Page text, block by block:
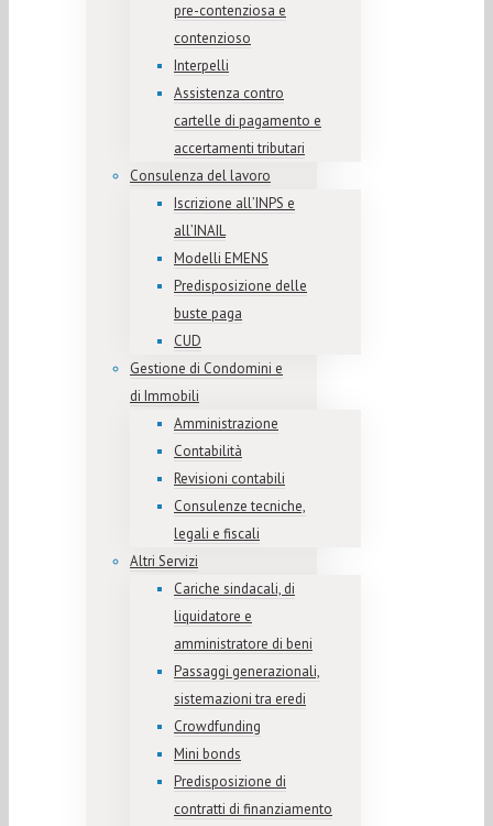
pre-contenziosa e
contenzioso
Interpelli
Assistenza contro
cartelle di pagamento e
accertamenti tributari
Consulenza del lavoro
Iscrizione all’INPS e
all’INAIL
Modelli EMENS
Predisposizione delle
buste paga
CUD
Gestione di Condomini e
di Immobili
Amministrazione
Contabilità
Revisioni contabili
Consulenze tecniche,
legali e fiscali
Altri Servizi
Cariche sindacali, di
liquidatore e
amministratore di beni
Passaggi generazionali,
sistemazioni tra eredi
Crowdfunding
Mini bonds
Predisposizione di
contratti di finanziamento